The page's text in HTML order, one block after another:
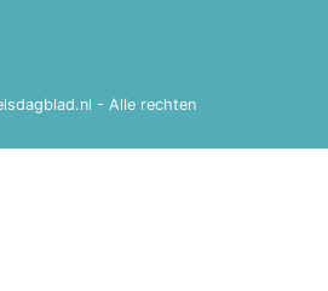
- Alle rechten